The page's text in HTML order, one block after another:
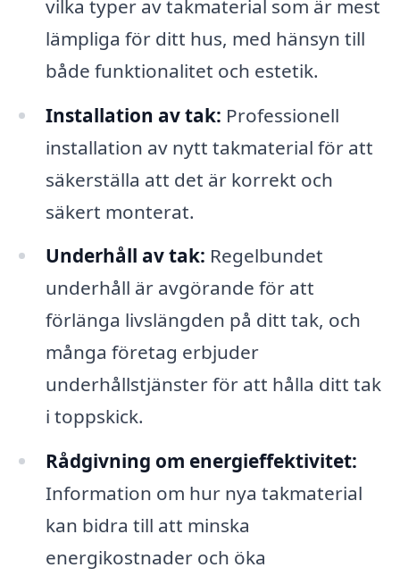
vilka typer av takmaterial som är mest
lämpliga för ditt hus, med hänsyn till
både funktionalitet och estetik.
Installation av tak: Professionell
installation av nytt takmaterial för att
säkerställa att det är korrekt och
säkert monterat.
Underhåll av tak: Regelbundet
underhåll är avgörande för att
förlänga livslängden på ditt tak, och
många företag erbjuder
underhållstjänster för att hålla ditt tak
i toppskick.
Rådgivning om energieffektivitet:
Information om hur nya takmaterial
kan bidra till att minska
energikostnader och öka